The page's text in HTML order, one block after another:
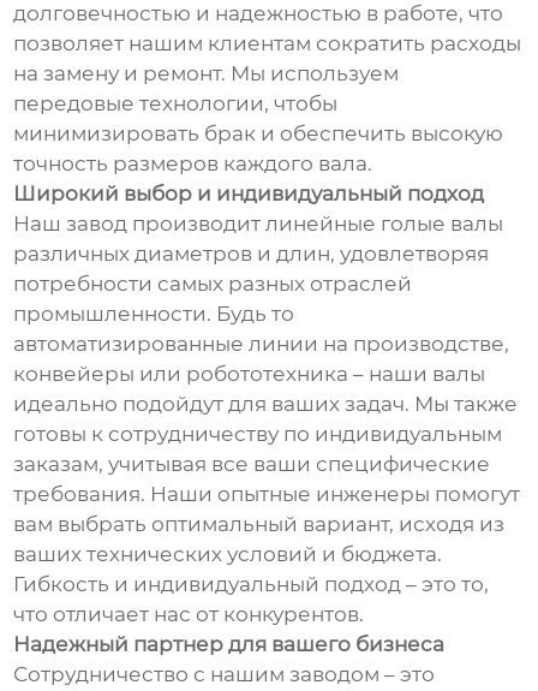
долговечностью и надежностью в работе, что
позволяет нашим клиентам сократить расходы
на замену и ремонт. Мы используем
передовые технологии, чтобы
минимизировать брак и обеспечить высокую
точность размеров каждого вала.
Широкий выбор и индивидуальный подход
Наш завод производит линейные голые валы
различных диаметров и длин, удовлетворяя
потребности самых разных отраслей
промышленности. Будь то
автоматизированные линии на производстве,
конвейеры или робототехника – наши валы
идеально подойдут для ваших задач. Мы также
готовы к сотрудничеству по индивидуальным
заказам, учитывая все ваши специфические
требования. Наши опытные инженеры помогут
вам выбрать оптимальный вариант, исходя из
ваших технических условий и бюджета.
Гибкость и индивидуальный подход – это то,
что отличает нас от конкурентов.
Надежный партнер для вашего бизнеса
Сотрудничество с нашим заводом – это